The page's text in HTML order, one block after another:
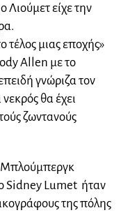
Λιούμετ είχε την
τέλος μιας εποχής»
Allen με το
γνώριζα τον
θα έχει
ζωντανούς
Μπλούμπεργκ
Sidney Lumet ήταν
της πόλης